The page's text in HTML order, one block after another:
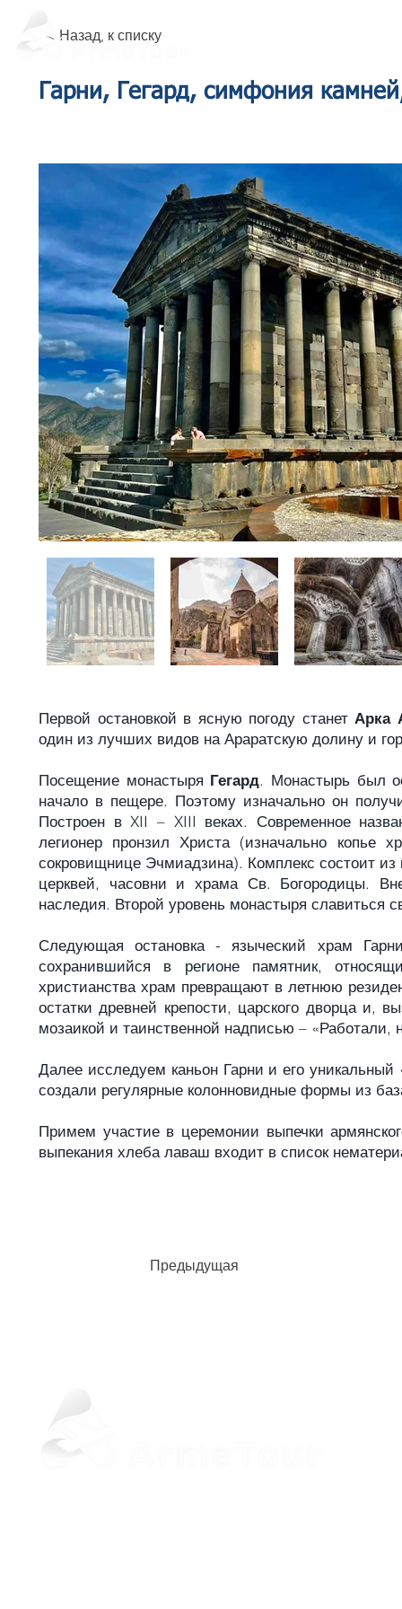
< Назад, к списку
Гарни, Гегард, симфония
Первой остановкой в ясную погоду станет Арка
один из лучших видов на Араратскую долину и
Посещение монастыря Гегард. Монастырь был
начало в пещере. Поэтому изначально он
Построен в XII – XIII веках. Современное
легионер пронзил Христа (изначально
сокровищнице Эчмиадзина). Комплекс состоит из
церквей, часовни и храма Св. Богородицы.
наследия. Второй уровень монастыря славиться
Следующая остановка - языческий храм
сохранившийся в регионе памятник,
христианства храм превращают в летнюю
остатки древней крепости, царского дворца и,
мозаикой и таинственной надписью – «Работали,
Далее исследуем каньон Гарни и его уникальный
создали регулярные колонновидные формы из
Примем участие в церемонии выпечки
выпекания хлеба лаваш входит в список
Предыдущая